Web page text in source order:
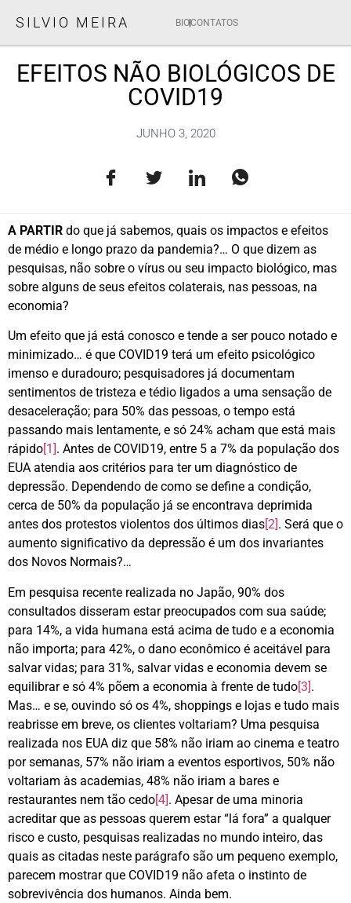
SILVIO MEIRA BIOCONTATOS
EFEITOS NÃO BIOLÓGICOS DE
COVID19
JUNHO 3, 2020
A PARTIR do que já sabemos, quais os impactos e efeitos
de médio e longo prazo da pandemia?… O que dizem as
pesquisas, não sobre o vírus ou seu impacto biológico, mas
sobre alguns de seus efeitos colaterais, nas pessoas, na
economia?
Um efeito que já está conosco e tende a ser pouco notado e
minimizado… é que COVID19 terá um efeito psicológico
imenso e duradouro; pesquisadores já documentam
sentimentos de tristeza e tédio ligados a uma sensação de
desaceleração; para 50% das pessoas, o tempo está
passando mais lentamente, e só 24% acham que está mais
rápido[1] . Antes de COVID19, entre 5 a 7% da população dos
EUA atendia aos critérios para ter um diagnóstico de
depressão. Dependendo de como se define a condição,
cerca de 50% da população já se encontrava deprimida
antes dos protestos violentos dos últimos dias[2] . Será que o
aumento significativo da depressão é um dos invariantes
dos Novos Normais?…
Em pesquisa recente realizada no Japão, 90% dos
consultados disseram estar preocupados com sua saúde;
para 14%, a vida humana está acima de tudo e a economia
não importa; para 42%, o dano econômico é aceitável para
salvar vidas; para 31%, salvar vidas e economia devem se
equilibrar e só 4% põem a economia à frente de tudo[3].
Mas… e se, ouvindo só os 4%, shoppings e lojas e tudo mais
reabrisse em breve, os clientes voltariam? Uma pesquisa
realizada nos EUA diz que 58% não iriam ao cinema e teatro
por semanas, 57% não iriam a eventos esportivos, 50% não
voltariam às academias, 48% não iriam a bares e
restaurantes nem tão cedo[4]. Apesar de uma minoria
acreditar que as pessoas querem estar “lá fora” a qualquer
risco e custo, pesquisas realizadas no mundo inteiro, das
quais as citadas neste parágrafo são um pequeno exemplo,
parecem mostrar que COVID19 não afeta o instinto de
sobrevivência dos humanos. Ainda bem.